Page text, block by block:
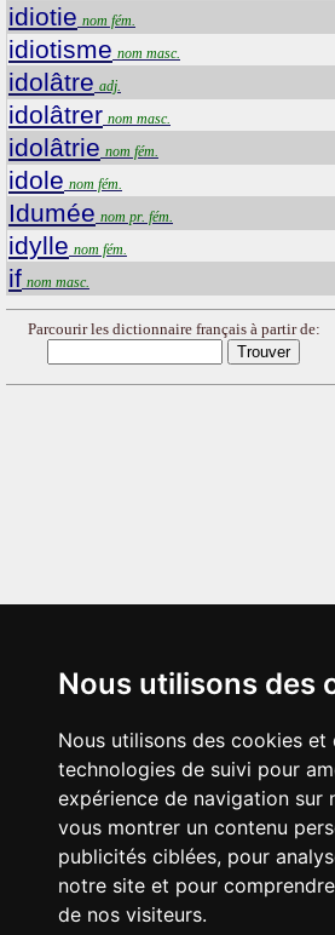
Nous utilisons des
Nous utilisons des cookies et
technologies de suivi pour
expérience de navigation sur
vous montrer un contenu
publicités ciblées, pour
notre site et pour
de nos visiteurs.
idiotie nom fém.
idiotisme nom masc.
idolâtre adj.
idolâtrer nom masc.
idolâtrie nom fém.
idole nom fém.
Idumée nom pr. fém.
idylle nom fém.
if nom masc.
Parcourir les dictionnaire français à partir de: